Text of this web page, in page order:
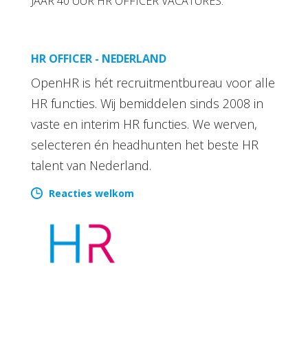
HR OFFICER - NEDERLAND
OpenHR is hét recruitmentbureau voor alle
HR functies. Wij bemiddelen sinds 2008 in
vaste en interim HR functies. We werven,
selecteren én headhunten het beste HR
talent van Nederland.
Reacties welkom